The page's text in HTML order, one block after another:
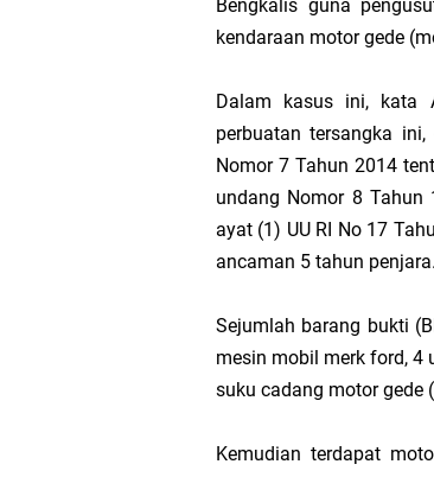
Bengkalis guna
kendaraan motor gede
Dalam kasus ini, kata
perbuatan tersangka
Nomor 7 Tahun 2014
undang Nomor 8
ayat (1) UU RI No 17
ancaman 5 tahun penjara.
Sejumlah barang bukti
mesin mobil merk ford, 4
suku cadang motor gede
Kemudian terdapat